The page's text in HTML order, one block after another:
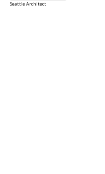
Seattle Architect